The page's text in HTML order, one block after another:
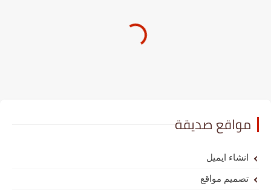
مواقع صديقة
انشاء ايميل
تصميم مواقع